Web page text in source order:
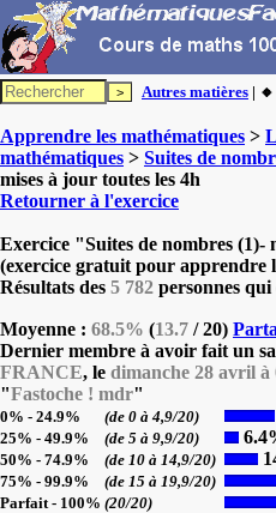
Autres matières | 🔸
Apprendre les mathématiques >
mathématiques > Suites de
mises à jour toutes les 4h
Retourner à l'exercice
Exercice "Suites de nombres
(exercice gratuit pour apprendre
Résultats des 5 782 personnes qui
Moyenne : 68.5% (13.7 / 20)
Dernier membre à avoir fait un
FRANCE, le dimanche 28 avril à
"Fastoche ! mdr"
0% - 24.9% (de 0 à 4,9/20)
25% - 49.9% (de 5 à 9,9/20)
50% - 74.9% (de 10 à 14,9/20)
75% - 99.9% (de 15 à 19,9/20)
Parfait - 100% (20/20)